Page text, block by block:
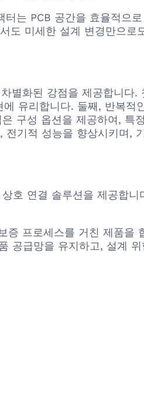
는 PCB 공간을 효율적으
도 미세한 설계 변경만으로
화된 강점을 제공합니다.
유리합니다. 둘째, 반복적
구성 옵션을 제공하여, 특
기적 성능을 향상시키며,
호 연결 솔루션을 제공합니
증 프로세스를 거친 제품을
공급망을 유지하고, 설계